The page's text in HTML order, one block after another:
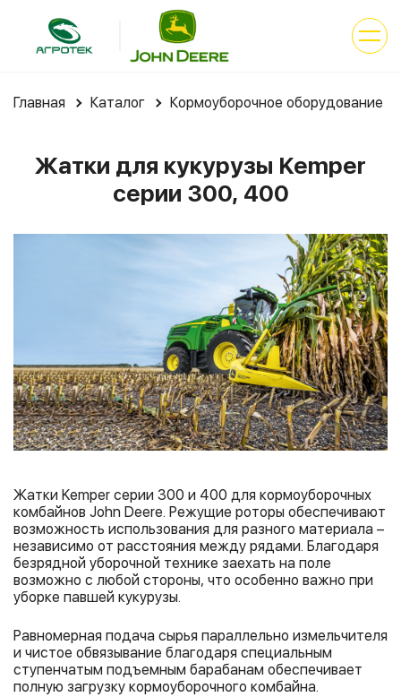
Главная Каталог Кормоуборочное оборудование
Жатки для кукурузы Kemper
серии 300, 400
Жатки Kemper серии 300 и 400 для кормоуборочных
комбайнов John Deere. Режущие роторы обеспечивают
возможность использования для разного материала –
независимо от расстояния между рядами. Благодаря
безрядной уборочной технике заехать на поле
возможно с любой стороны, что особенно важно при
уборке павшей кукурузы.
Равномерная подача сырья параллельно измельчителя
и чистое обвязывание благодаря специальным
ступенчатым подъемным барабанам обеспечивает
полную загрузку кормоуборочного комбайна.